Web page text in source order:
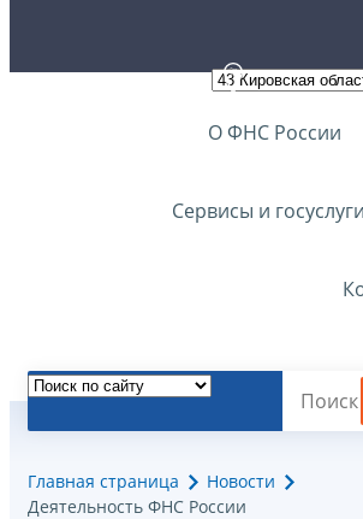
О ФНС России
Сервисы и госуслуги
Главная страница
Новости
Деятельность ФНС России